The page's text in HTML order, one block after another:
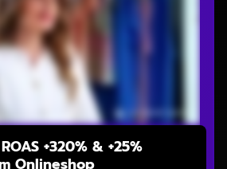
ROAS +320% & +25%
Onlineshop